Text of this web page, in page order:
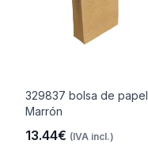
329837 bolsa de papel
Marrón
13.44€ (IVA incl.)